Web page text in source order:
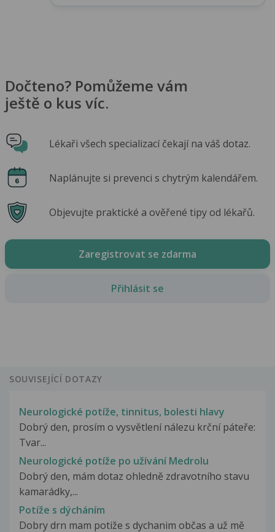
Dočteno? Pomůžeme vám
ještě o kus víc.
Lékaři všech specializací čekají na váš dotaz.
Naplánujte si prevenci s chytrým kalendářem.
Objevujte praktické a ověřené tipy od lékařů.
Zaregistrovat se zdarma
Přihlásit se
SOUVISEJÍCÍ DOTAZY
Neurologické potíže, tinnitus, bolesti hlavy
Dobrý den, prosím o vysvětlení nálezu krční páteře:
Tvar...
Neurologické potíže po užívání Medrolu
Dobrý den, mám dotaz ohledně zdravotního stavu
kamarádky,...
Potíže s dýcháním
Dobry drn mam potiže s dychanim občas a už mě